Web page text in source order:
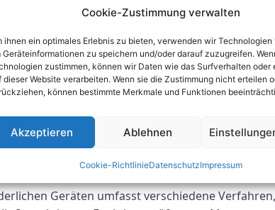
Cookie-Zustimmung verwalten
ihnen ein optimales Erlebnis zu bieten, verwenden wir
Geräteinformationen zu speichern und/oder darauf zuzugreifen.
zustimmen, können wir Daten wie das Surfverhalten oder
dieser Website verarbeiten. Wenn sie die Zustimmung nicht erteilen
können bestimmte Merkmale und Funktionen
Akzeptieren Ablehnen
Cookie-RichtlinieDatenschutzImpressum
Werkzeuge, die bewegt werden können und
Überprüfung der elektrischen Sicherheit, die
Geräte
sind ebenfalls gesetzlich vorgeschrieben
durchgeführt werden müssen, um die
Geräten umfasst verschiedene